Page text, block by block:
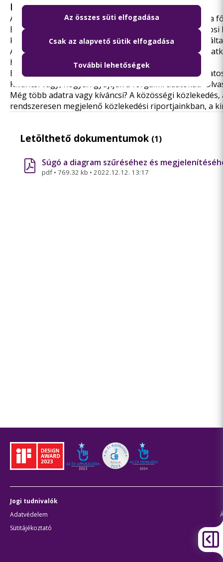
Még több adat
A BKK adatelemzői egész évben gyűjtik és kiértékelik a
Ezek segítségével működtetjük és szervezzük a
közlekedést érintő változtatásokról, ami segít a
Akkor dönthetünk megalapozottan a különböző
ha minél több forgalmi adat áll a rendelkezésünkre.
Egy-egy bevezetett változás, fejlesztés után is
Kíváncsi vagy, hogyan gyűjtjük a forgalmi adatokat?
Még több adatra vagy kíváncsi? A közösségi
rendszeresen megjelenő közlekedési riportjainkban, a
Letölthető dokumentumok (1)
Súgó a diagram szűréséhez és
pdf• 769.32 kb • 2022.12.12. 13:17
Jogi tudnivalók
Adatvédelem
Sütitájékoztató
Az összes süti elfogadása
Csak az alapvető sütik elfogadása
További lehetőségek